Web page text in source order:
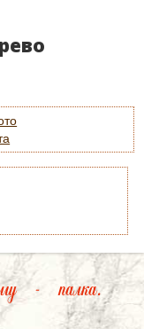
- палка.